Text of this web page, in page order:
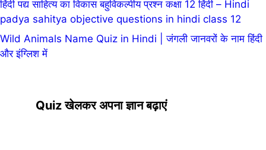
हिंदी पद्य साहित्य का विकास बहुविकल्पीय प्रश्न कक्षा 12 हिंदी – Hindi
padya sahitya objective questions in hindi class 12
Wild Animals Name Quiz in Hindi | जंगली जानवरों के नाम हिंदी
और इंग्लिश में
Quiz खेलकर अपना ज्ञान बढ़ाएं